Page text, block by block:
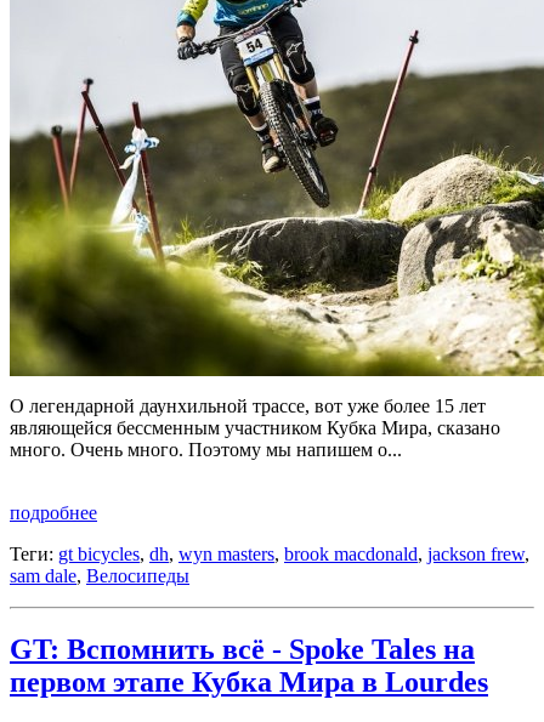
О легендарной даунхильной трассе, вот уже более 15 лет
являющейся бессменным участником Кубка Мира, сказано
много. Очень много. Поэтому мы напишем о...
подробнее
Теги: gt bicycles, dh, wyn masters, brook macdonald, jackson frew,
sam dale, Велосипеды
GT: Вспомнить всё - Spoke Tales на
первом этапе Кубка Мира в Lourdes